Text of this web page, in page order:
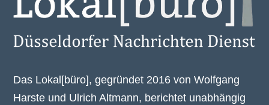
Das Lokal[büro], gegründet 2016 von Wolfgang
Harste und Ulrich Altmann, berichtet unabhängig